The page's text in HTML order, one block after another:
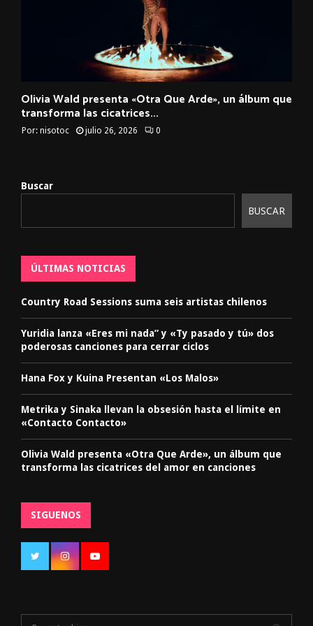
Olivia Wald presenta «Otra Que Arde», un álbum que
transforma las cicatrices...
Por: nisotoc julio 26, 2026 0
Buscar
BUSCAR
ÚLTIMAS NOTICIAS
Country Road Sessions suma seis artistas chilenos
Yuridia lanza «Eres mi nada” y «Ty pasado y tú» dos
poderosas canciones para cerrar ciclos
Hana Fox y Kuina Presentan «Los Malos»
Metrika y Sinaka llevan la obsesión hasta el límite en
«Contacto Contacto»
Olivia Wald presenta «Otra Que Arde», un álbum que
transforma las cicatrices del amor en canciones
SIGUENOS